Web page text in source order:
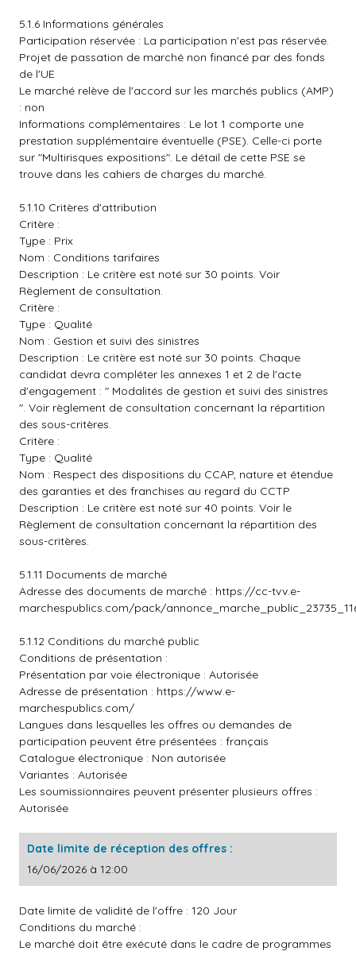
5.1.6 Informations générales
Participation réservée : La participation n'est pas réservée.
Projet de passation de marché non financé par des fonds
de l'UE
Le marché relève de l'accord sur les marchés publics (AMP)
: non
Informations complémentaires : Le lot 1 comporte une
prestation supplémentaire éventuelle (PSE). Celle-ci porte
sur "Multirisques expositions". Le détail de cette PSE se
trouve dans les cahiers de charges du marché.
5.1.10 Critères d'attribution
Critère :
Type : Prix
Nom : Conditions tarifaires
Description : Le critère est noté sur 30 points. Voir
Règlement de consultation.
Critère :
Type : Qualité
Nom : Gestion et suivi des sinistres
Description : Le critère est noté sur 30 points. Chaque
candidat devra compléter les annexes 1 et 2 de l'acte
d'engagement : " Modalités de gestion et suivi des sinistres
". Voir règlement de consultation concernant la répartition
des sous-critères.
Critère :
Type : Qualité
Nom : Respect des dispositions du CCAP, nature et étendue
des garanties et des franchises au regard du CCTP
Description : Le critère est noté sur 40 points. Voir le
Règlement de consultation concernant la répartition des
sous-critères.
5.1.11 Documents de marché
Adresse des documents de marché : https://cc-tvv.e-
marchespublics.com/pack/
5.1.12 Conditions du marché public
Conditions de présentation :
Présentation par voie électronique : Autorisée
Adresse de présentation : https://www.e-
marchespublics.com/
Langues dans lesquelles les offres ou demandes de
participation peuvent être présentées : français
Catalogue électronique : Non autorisée
Variantes : Autorisée
Les soumissionnaires peuvent présenter plusieurs offres :
Autorisée
Date limite de réception des offres :
16/06/2026 à 12:00
Date limite de validité de l'offre : 120 Jour
Conditions du marché :
Le marché doit être exécuté dans le cadre de programmes